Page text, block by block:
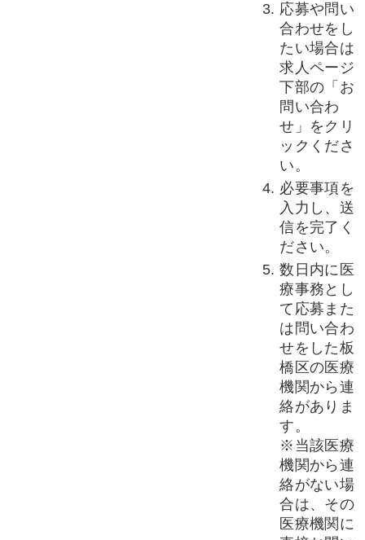
応募や問い
合わせをし
たい場合は
求人ページ
下部の「お
問い合わ
せ」をクリ
ックくださ
い。
必要事項を
入力し、送
信を完了く
ださい。
数日内に医
療事務とし
て応募また
は問い合わ
せをした板
橋区の医療
機関から連
絡がありま
す。
※当該医療
機関から連
絡がない場
合は、その
医療機関に